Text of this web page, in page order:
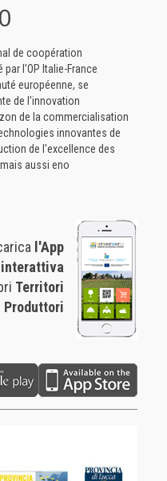
de coopération
par l'OP Italie-France
européenne, se
de l'innovation
de la commercialisation
innovantes de
de l'excellence des
aussi eno
l'App
interattiva
Territori
Produttori